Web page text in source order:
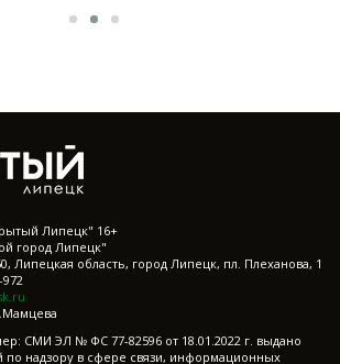
Липецк" 16+
город Липецк"
Липецкая область, город Липецк, пл. Плеханова, 1
СМИ ЭЛ № ФС 77-82596 от 18.01.2022 г. выдано
по надзору в сфере связи, информационных